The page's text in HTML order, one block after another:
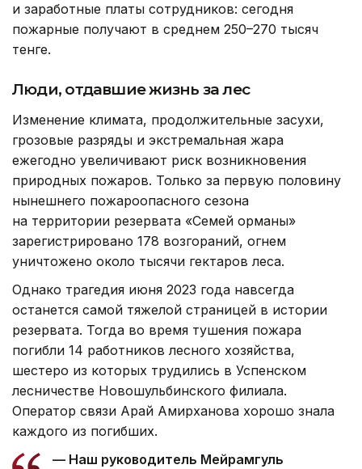
и заработные платы сотрудников: сегодня
пожарные получают в среднем 250–270 тысяч
тенге.
Люди, отдавшие жизнь за лес
Изменение климата, продолжительные засухи,
грозовые разряды и экстремальная жара
ежегодно увеличивают риск возникновения
природных пожаров. Только за первую половину
нынешнего пожароопасного сезона
на территории резервата «Семей орманы»
зарегистрировано 178 возгораний, огнем
уничтожено около тысячи гектаров леса.
Однако трагедия июня 2023 года навсегда
останется самой тяжелой страницей в истории
резервата. Тогда во время тушения пожара
погибли 14 работников лесного хозяйства,
шестеро из которых трудились в Успенском
лесничестве Новошульбинского филиала.
Оператор связи Арай Амирханова хорошо знала
каждого из погибших.
— Наш руководитель Мейрамгуль